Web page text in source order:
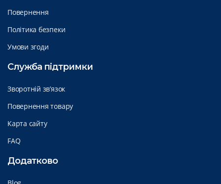
Повернення
Політика безпеки
Умови згоди
Служба підтримки
Зворотній зв’язок
Повернення товару
Карта сайту
FAQ
Додатково